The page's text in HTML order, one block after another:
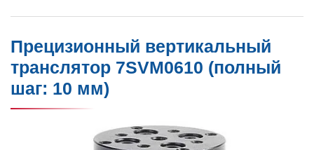
Прецизионный вертикальный
транслятор 7SVM0610 (полный
шаг: 10 мм)